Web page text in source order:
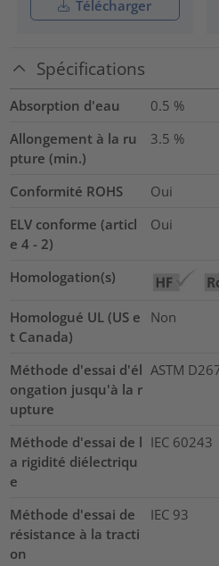
Télécharger
Spécifications
Absorption d'eau 0.5 %
Allongement à la ru
pture (min.)
3.5 %
Conformité ROHS
Oui
ELV conforme (articl
e 4 - 2)
Oui
Homologation(s)
Homologué UL (US e
t Canada)
Non
Méthode d'essai d'él
ongation jusqu'à la r
upture
ASTM
Méthode d'essai de l
a rigidité diélectriqu
e
IEC 60243
Méthode d'essai de
résistance à la tracti
on
IEC 93